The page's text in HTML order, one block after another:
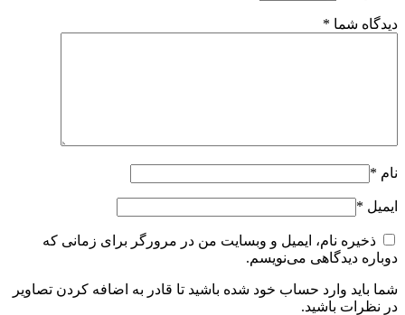
دیدگاه شما *
نام *
ایمیل *
ذخیره نام، ایمیل و وبسایت من در مرورگر برای زمانی که
دوباره دیدگاهی می‌نویسم.
شما باید وارد حساب خود شده باشید تا قادر به اضافه کردن تصاویر
در نظرات باشید.